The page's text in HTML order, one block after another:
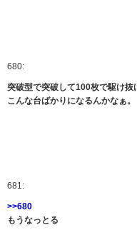
680:
突破型で突破して100枚で駆け抜
こんな台ばかりになるんかなぁ。
681:
>>680
もうなっとる